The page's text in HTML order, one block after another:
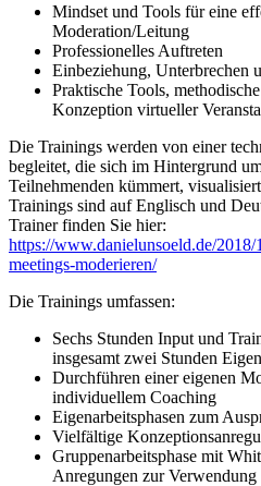
Mindset und Tools für eine
Moderation/Leitung
Professionelles Auftreten
Einbeziehung, Unterbrechen
Praktische Tools,
Konzeption virtueller
Die Trainings werden von einer
begleitet, die sich im Hintergrund
Teilnehmenden kümmert,
Trainings sind auf Englisch und
Trainer finden Sie hier:
https://www.danielunsoeld.de/
meetings-moderieren/
Die Trainings umfassen:
Sechs Stunden Input und
insgesamt zwei Stunden
Durchführen einer eigenen
individuellem Coaching
Eigenarbeitsphasen zum
Vielfältige
Gruppenarbeitsphase mit
Anregungen zur Verwendung